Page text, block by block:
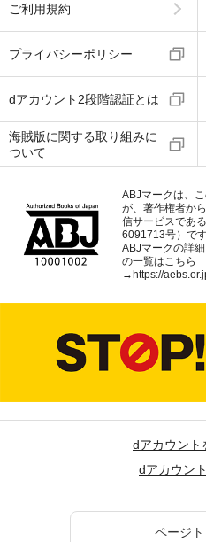
ご利用規約
プライバシーポリシー
dアカウント2段階認証とは
海賊版に関する取り組みに
ついて
ABJマークは、
が、著作権者か
信サービスであ
6091713号）です
ABJマークの詳
の一覧はこちら
→https://
dアカウント
dアカウン
ページ